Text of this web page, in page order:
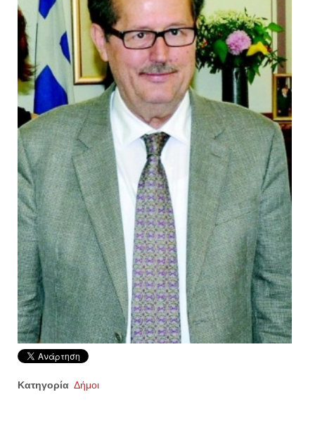
Κατηγορία Δήμοι